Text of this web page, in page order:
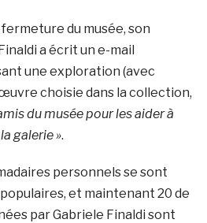
du musée, son
a écrit un e-mail
une exploration (avec
choisie dans la collection,
du musée pour les aider à
galerie ».
personnels se sont
et maintenant 20 de
par Gabriele Finaldi sont